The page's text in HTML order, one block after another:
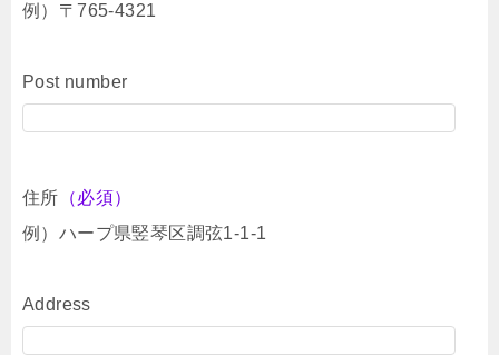
例）〒765-4321
Post number
住所 （必須）
例）ハープ県竪琴区調弦1-1-1
Address